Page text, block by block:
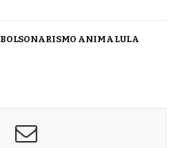
BOLSONARISMO ANIMA LULA